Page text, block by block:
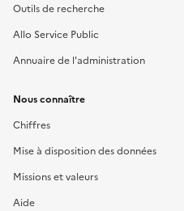
Outils de recherche
Allo Service Public
Annuaire de l'administration
Nous connaître
Chiffres
Mise à disposition des données
Missions et valeurs
Aide